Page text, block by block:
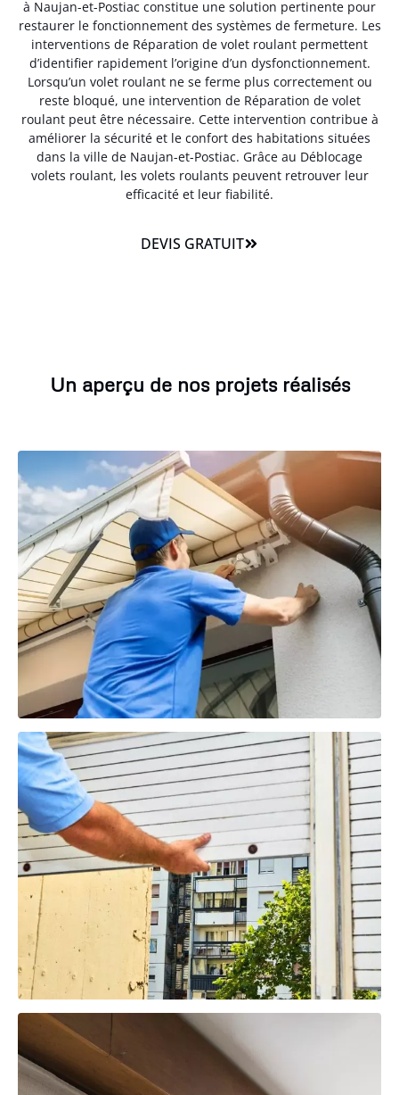
à Naujan-et-Postiac constitue une solution pertinente pour
restaurer le fonctionnement des systèmes de fermeture. Les
interventions de Réparation de volet roulant permettent
d’identifier rapidement l’origine d’un dysfonctionnement.
Lorsqu’un volet roulant ne se ferme plus correctement ou
reste bloqué, une intervention de Réparation de volet
roulant peut être nécessaire. Cette intervention contribue à
améliorer la sécurité et le confort des habitations situées
dans la ville de Naujan-et-Postiac. Grâce au Déblocage
volets roulant, les volets roulants peuvent retrouver leur
efficacité et leur fiabilité.
DEVIS GRATUIT
Un aperçu de nos projets réalisés